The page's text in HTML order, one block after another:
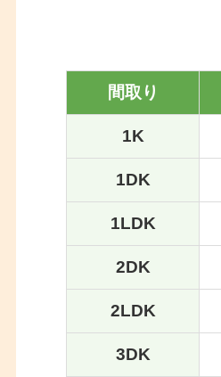
間取り
1K
1DK
1LDK
2DK
2LDK
3DK